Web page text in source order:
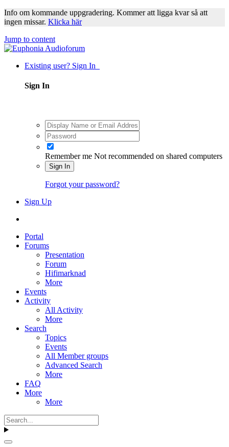
Info om kommande uppgradering. Kommer att ligga kvar så att
ingen missar. Klicka här
Jump to content
Existing user? Sign In
Sign In
Remember me Not recommended on shared computers
Sign In
Forgot your password?
Sign Up
Portal
Forums
Presentation
Forum
Hifimarknad
More
Events
Activity
All Activity
More
Search
Topics
Events
All Member groups
Advanced Search
More
FAQ
More
More